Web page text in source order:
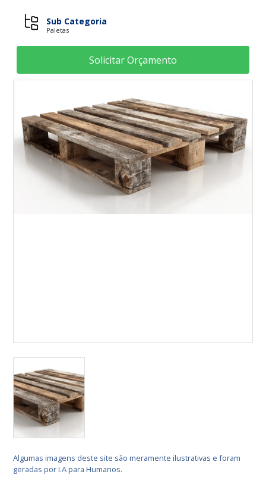
Sub Categoria
Paletas
Solicitar Orçamento
Algumas imagens deste site são meramente ilustrativas e foram
geradas por I.A para Humanos.